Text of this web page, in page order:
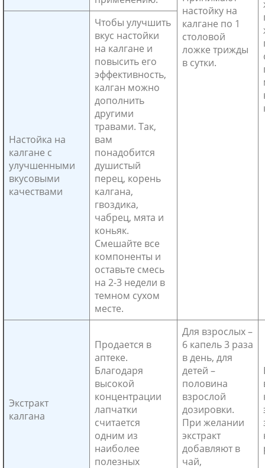
настойку на
калгане по 1
столовой
ложке трижды
в сутки.
Настойка на
калгане с
улучшенными
вкусовыми
качествами
Чтобы улучшить
вкус настойки
на калгане и
повысить его
эффективность,
калган можно
дополнить
другими
травами. Так,
вам
понадобится
душистый
перец, корень
калгана,
гвоздика,
чабрец, мята и
коньяк.
Смешайте все
компоненты и
оставьте смесь
на 2-3 недели в
темном сухом
месте.
Экстракт
калгана
Продается в
аптеке.
Благодаря
высокой
концентрации
лапчатки
считается
одним из
наиболее
полезных
Для взрослых –
6 капель 3 раза
в день, для
детей –
половина
взрослой
дозировки.
При желании
экстракт
добавляют в
чай,